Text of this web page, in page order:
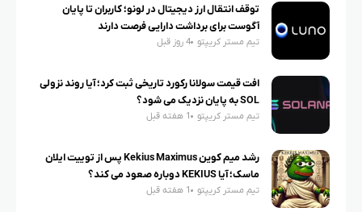
توقف انتقال ارز دیجیتال در لونو؛ کاربران تا پایان
آگوست برای برداشت دارایی فرصت دارند
تیم مستر کریپتو 4 روز قبل
افت قیمت سولانا رکورد تاریخی ثبت کرد؛ آیا روند نزولی
SOL به پایان نزدیک می شود؟
تیم مستر کریپتو 1 هفته قبل
رشد میم کوین Kekius Maximus پس از توییت ایلان
ماسک؛ آیا KEKIUS دوباره صعود می کند؟
تیم مستر کریپتو 1 هفته قبل